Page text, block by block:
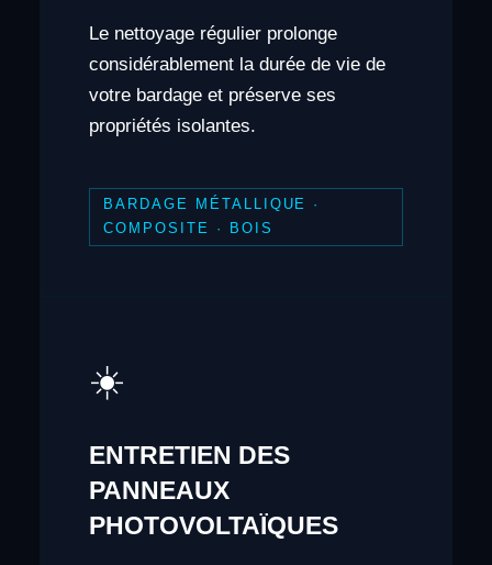
Le nettoyage régulier prolonge
considérablement la durée de vie de
votre bardage et préserve ses
propriétés isolantes.
BARDAGE MÉTALLIQUE ·
COMPOSITE · BOIS
☀️
ENTRETIEN DES
PANNEAUX
PHOTOVOLTAÏQUES